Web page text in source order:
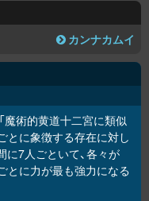
カンナカムイ
魔術的黄道十二宮に類似
とに象徴する存在に対し
に7人ごといて、各々が
とに力が最も強力になる